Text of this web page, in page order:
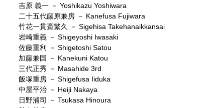
吉原 義一 － Yoshikazu Yoshiwara
二十五代藤原兼房 － Kanefusa Fujiwara
竹花一貫斎繁久 － Sigehisa Takehanaikkansai
岩崎重義 － Shigeyoshi Iwasaki
佐藤重利 － Shigetoshi Satou
加藤兼国 － Kanekuni Katou
三代正秀 － Masahide 3rd
飯塚重房 － Shigefusa Iiduka
中屋平治 － Heiji Nakaya
日野浦司 － Tsukasa Hinoura